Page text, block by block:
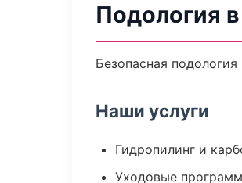
Подология
Безопасная
Наши услуги
Гидропилинг и
Уходовые